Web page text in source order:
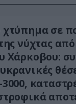
σε
νύχτας
Χάρκοβου: